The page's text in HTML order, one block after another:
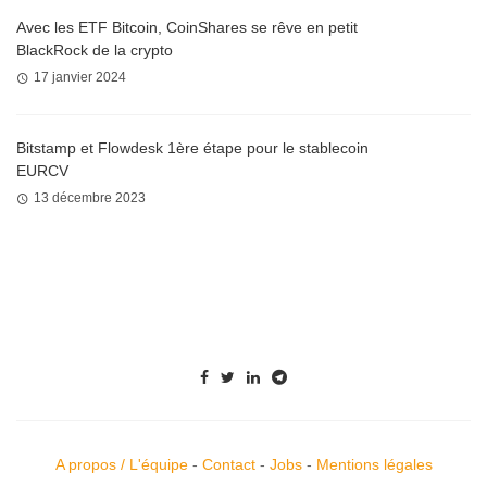
Avec les ETF Bitcoin, CoinShares se rêve en petit
BlackRock de la crypto
17 janvier 2024
Bitstamp et Flowdesk 1ère étape pour le stablecoin
EURCV
13 décembre 2023
A propos / L'équipe- Contact- Jobs- Mentions légales